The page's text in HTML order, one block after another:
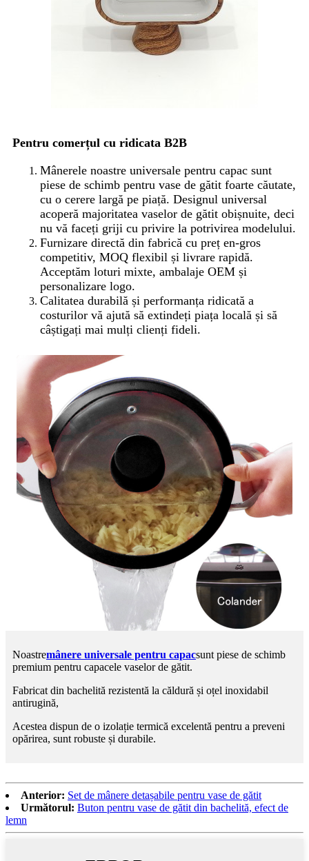
Pentru comerțul cu ridicata B2B
Mânerele noastre universale pentru capac sunt
piese de schimb pentru vase de gătit foarte căutate,
cu o cerere largă pe piață. Designul universal
acoperă majoritatea vaselor de gătit obișnuite, deci
nu vă faceți griji cu privire la potrivirea modelului.
Furnizare directă din fabrică cu preț en-gros
competitiv, MOQ flexibil și livrare rapidă.
Acceptăm loturi mixte, ambalaje OEM și
personalizare logo.
Calitatea durabilă și performanța ridicată a
costurilor vă ajută să extindeți piața locală și să
câștigați mai mulți clienți fideli.
Noastremânere universale pentru capacsunt piese de schimb
premium pentru capacele vaselor de gătit.
Fabricat din bachelită rezistentă la căldură și oțel inoxidabil
antirugină,
Acestea dispun de o izolație termică excelentă pentru a preveni
opărirea, sunt robuste și durabile.
Anterior: Set de mânere detașabile pentru vase de gătit
Următorul: Buton pentru vase de gătit din bachelită, efect de
lemn